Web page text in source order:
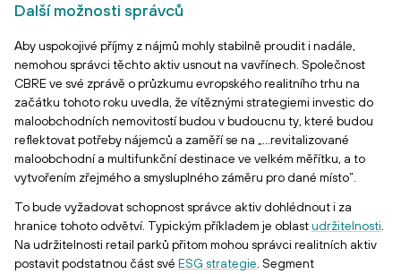
Další možnosti správců
Aby uspokojivé příjmy z nájmů mohly stabilně proudit i nadále,
nemohou správci těchto aktiv usnout na vavřínech. Společnost
CBRE ve své zprávě o průzkumu evropského realitního trhu na
začátku tohoto roku uvedla, že vítěznými strategiemi investic do
maloobchodních nemovitostí budou v budoucnu ty, které budou
reflektovat potřeby nájemců a zaměří se na „...revitalizované
maloobchodní a multifunkční destinace ve velkém měřítku, a to
vytvořením zřejmého a smysluplného záměru pro dané místo“.
To bude vyžadovat schopnost správce aktiv dohlédnout i za
hranice tohoto odvětví. Typickým příkladem je oblastudržitelnosti
Na udržitelnosti retail parků přitom mohou správci realitních aktiv
postavit podstatnou část své ESG strategie . Segment